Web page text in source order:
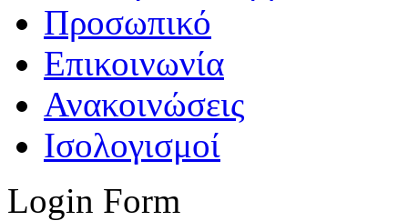
Προσωπικό
Επικοινωνία
Ανακοινώσεις
Ισολογισμοί
Login Form